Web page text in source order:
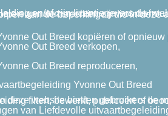
Alle intellectuele eigendomsrechten zijn voorbehouden. Je hebt hier toegang toe vanaf Liefdevolle Uitvaartbegeleiding
Out Breed kopiëren of opnieuw
Out Breed verkopen,
Out Breed reproduceren,
Yvonne Out Breed
en informatie op bepaalde delen van de website te plaatsen en uit te
van Liefdevolle